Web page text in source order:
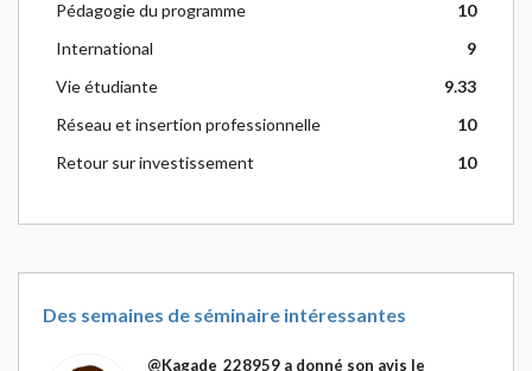
Pédagogie du programme
10
International
9
Vie étudiante
9.33
Réseau et insertion professionnelle
10
Retour sur investissement
10
Des semaines de séminaire intéressantes
@Kagade_228959 a donné son avis le